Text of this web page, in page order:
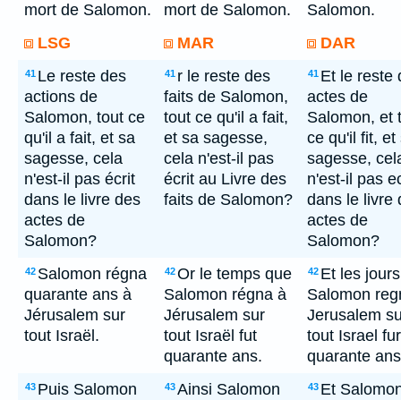
mort de Salomon.
mort de Salomon.
Salomon.
LSG
MAR DAR
41 Le reste des
actions de
Salomon, tout ce
qu'il a fait, et sa
sagesse, cela
n'est-il pas écrit
dans le livre des
actes de
Salomon?
41 r le reste des
faits de Salomon,
tout ce qu'il a fait,
et sa sagesse,
cela n'est-il pas
écrit au Livre des
faits de Salomon?
41 Et le reste
actes de
Salomon, et
ce qu'il fit, et
sagesse,
n'est-il pas
dans le livre
actes de
Salomon?
42 Salomon régna
quarante ans à
Jérusalem sur
tout Israël.
42Or le temps que
Salomon régna à
Jérusalem sur
tout Israël fut
quarante ans.
42 Et les
Salomon
Jerusalem
tout Israel
quarante
43 Puis Salomon
43Ainsi Salomon
43 Et